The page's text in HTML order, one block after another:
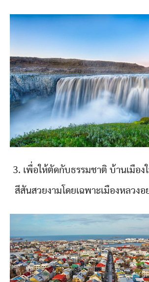
3. เพื่อให้ตัดกับธรรมชาติ บ้านเมือง
สีสันสวยงามโดยเฉพาะเมืองหลวงอ